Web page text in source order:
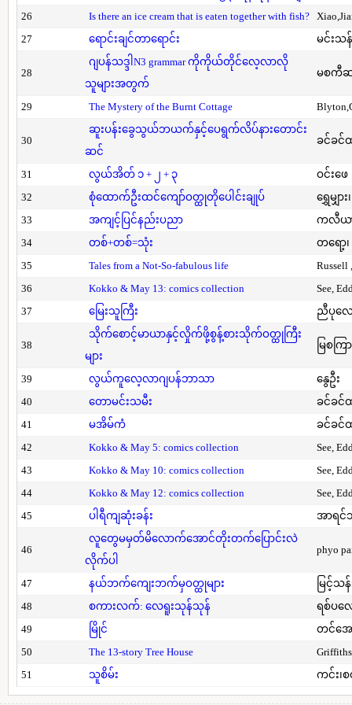
26
Is there an ice cream that is eaten together with fish?
27
ရောင်းချင်တာရောင်း မင်းသ
28
ဂျပန်သဒ္ဒါN3 grammar ကိုကိုယ်တိုင်လေ့လာလို
သူများအတွက်
မစကီ
29 The Mystery of the Burnt Cottage
30
ဆူးပန်းခွေသွယ်ဘယက်နှင့်ပေရွက်လိပ်နားတောင်း
ဆင်
ခင်ခင်
31 လွယ်အိတ် ၁ + ၂ + ၃
ဝင်းဖေ
32
စုံထောက်ဦးထင်ကျော်ဝတ္ထုတိုပေါင်းချုပ်
ရွှေမျှား
33
အကျင့်ပြင်နည်းပညာ
ကလီယာ
34
တစ်+တစ်=သုံး
တရော့၊
35
Tales from a Not-So-fabulous life
Russell
36
Kokko & May 13: comics collection
See,
37
မြေးသူကြီး ညီပုလေ
38
သိုက်စောင့်မာယာနှင့်လှိုက်ဖို့စွန့်စားသိုက်ဝတ္ထုကြီး
များ
မြစကြာ
39 လွယ်ကူလေ့လာဂျပန်ဘာသာ
နွေဦး
40
တောမင်းသမီး
ခင်ခင်
41
မအိမ်ကံ
ခင်ခင်
42
Kokko & May 5: comics collection
See,
43
Kokko & May 10: comics collection
See,
44
Kokko & May 12: comics collection
See,
45
ပါရီကျဆုံးခန်း အာရင်
46
လူတွေမမှတ်မိလောက်အောင်တိုးတက်ပြောင်းလဲ
လိုက်ပါ
phyo
47 နယ်ဘက်ကျေးဘက်မှဝတ္ထုများ
မြင့်သန်
48
စကားလက်: လေရူးသုန်သုန်
ရစ်ပလ
49
မြိုင်
တင်အေ
50
The 13-story Tree House
51
သူစိမ်း ကင်း၊